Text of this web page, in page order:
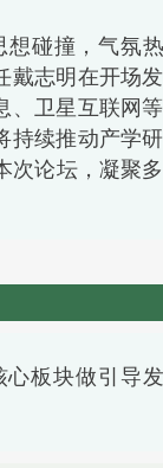
碰撞，气氛热
戴志明在开场发
、卫星互联网等
持续推动产学研
次论坛，凝聚多
板块做引导发